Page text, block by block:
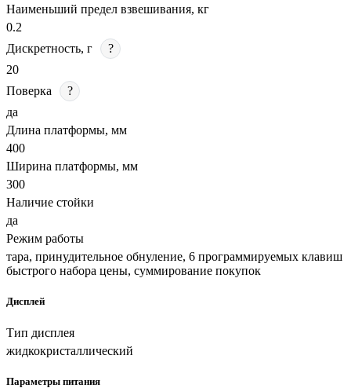
Наименьший предел взвешивания, кг
0.2
Дискретность, г
?
20
Поверка
?
да
Длина платформы, мм
400
Ширина платформы, мм
300
Наличие стойки
да
Режим работы
тара, принудительное обнуление, 6 программируемых клавиш
быстрого набора цены, суммирование покупок
Дисплей
Тип дисплея
жидкокристаллический
Параметры питания